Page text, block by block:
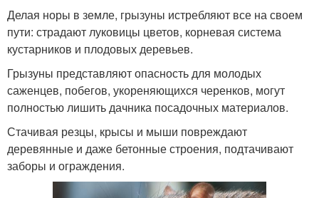
Делая норы в земле, грызуны истребляют все на своем
пути: страдают луковицы цветов, корневая система
кустарников и плодовых деревьев.
Грызуны представляют опасность для молодых
саженцев, побегов, укореняющихся черенков, могут
полностью лишить дачника посадочных материалов.
Стачивая резцы, крысы и мыши повреждают
деревянные и даже бетонные строения, подтачивают
заборы и ограждения.